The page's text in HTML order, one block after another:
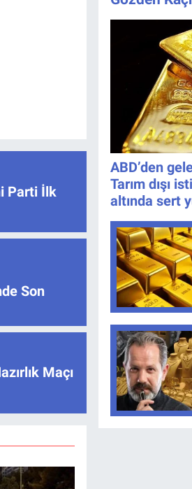
Parti İlk
Son
Maçı
Zaman,
Kaçta,
İzlenir?
ABD’den
Tarım dışı
altında sert